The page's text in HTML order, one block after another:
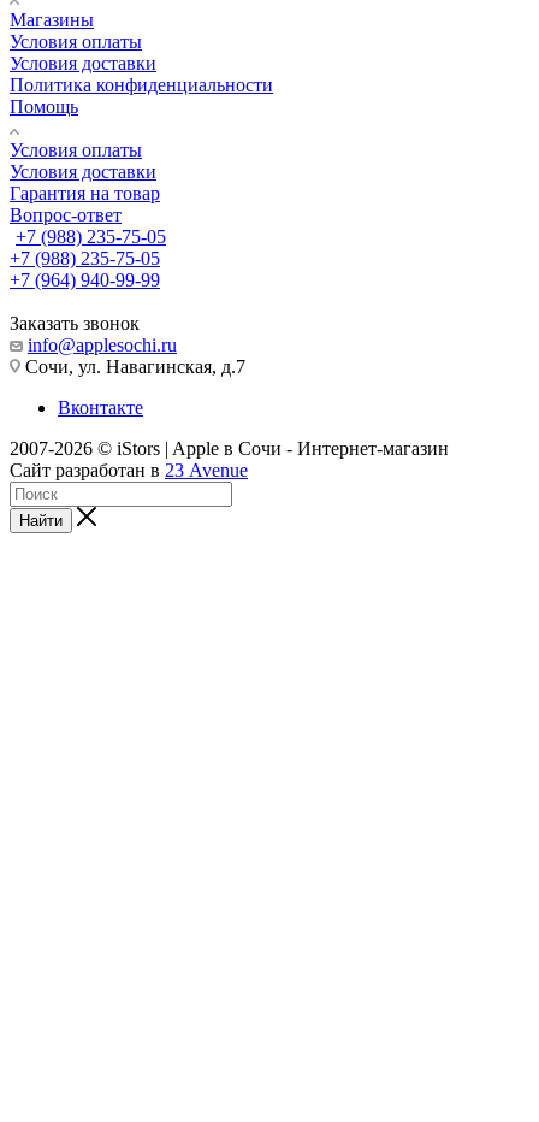
Магазины
Условия оплаты
Условия доставки
Политика конфиденциальности
Помощь
Условия оплаты
Условия доставки
Гарантия на товар
Вопрос-ответ
+7 (988) 235-75-05
+7 (988) 235-75-05
+7 (964) 940-99-99
Заказать звонок
info@applesochi.ru
Сочи, ул. Навагинская, д.7
Вконтакте
2007-2026 © iStors | Apple в Сочи - Интернет-магазин
Сайт разработан в 23 Avenue
Найти